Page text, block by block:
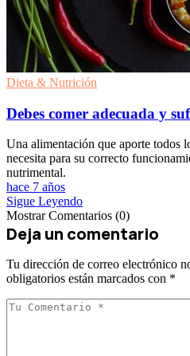
Dieta & Nutrición
Debes comer adecuada y
Una alimentación que aporte todos
necesita para su correcto
nutrimental.
hace 7 años
Sigue Leyendo
Mostrar Comentarios (0)
Deja un comentario
Tu dirección de correo electrónico
obligatorios están marcados con *